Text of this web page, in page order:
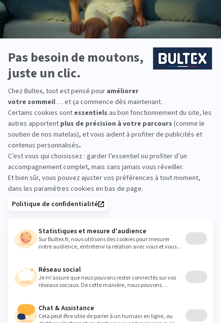
Pour des raisons de pollution lumineuse, de mauvaise
aussi, nous sommes en dette de sommeil. L’une des solutions,
c’est la sieste. Un de mes collègues à l’Hôtel Dieu a d’ailleurs
écrit un ouvrage très intéressant, Sevrons-nous par la sieste. La
sieste c’est en cours d’évaluation. Nous, on s’est permis, avec
les militaires et les sportifs, de les mettre en privation de
sommeil, et de voir ce qu’il se passait. Ça joue sur les hormones
du stress, sur le système immunitaire… Une sieste de moins
d’une demi-heure peut aider à rattraper quatre heures de
privation de sommeil. D’une part en remontant les niveaux du
système immunitaire qui revient à la normale, et d’autre part en
diminuant les hormones de stress.
La conclusion, c’est que si vous faites dessiestes , vous avez
moins de chance d’être tendu ou d’avoir des problèmes
inflammatoires, liés aux cortisols et aux hormones du stress, et
votre système immunitaire sera renforcé. En ce moment, bien
dormir est essentiel pour mieux résister à tout ce qui nous
entoure.
Partager cet article